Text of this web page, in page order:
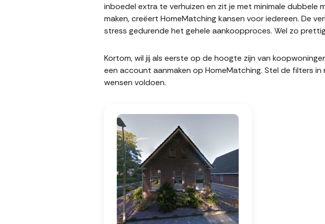
inboedel extra te verhuizen en zit je met minimale
maken, creëert HomeMatching kansen voor iedereen. De
stress gedurende het gehele aankoopproces. Wel zo
Kortom, wil jij als eerste op de hoogte zijn van
een account aanmaken op HomeMatching. Stel de filters
wensen voldoen.